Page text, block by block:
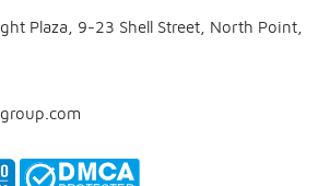
Plaza, 9-23 Shell Street, North Point,